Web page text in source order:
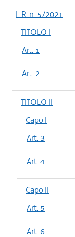
L.R. n. 5/2021
TITOLO I
Art. 1
Art. 2
TITOLO II
Capo I
Art. 3
Art. 4
Capo II
Art. 5
Art. 6